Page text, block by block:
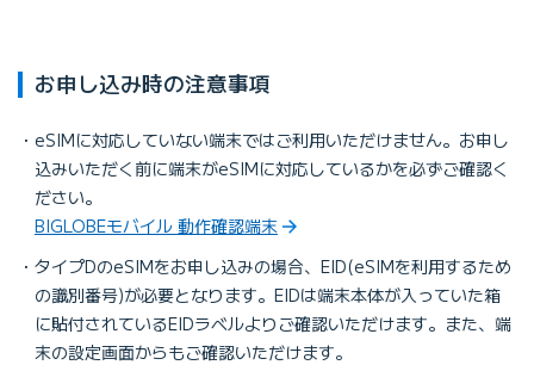
お申し込み時の注意事項
eSIMに対応していない端末ではご利用いただけません。お申し
込みいただく前に端末がeSIMに対応しているかを必ずご確認く
ださい。
BIGLOBEモバイル 動作確認端末
タイプDのeSIMをお申し込みの場合、EID(eSIMを利用するため
の識別番号)が必要となります。EIDは端末本体が⼊っていた箱
に貼付されているEIDラベルよりご確認いただけます。また、端
末の設定画⾯からもご確認いただけます。